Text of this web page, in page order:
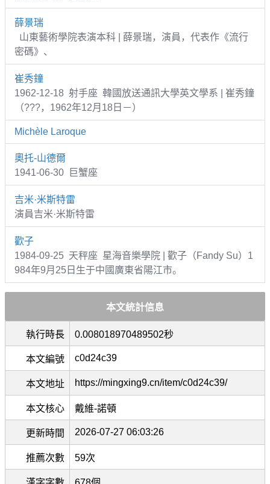
薛景瑞
山東藝術學院表演本科 | 薛景瑞，演員，代表作《流行
密碼》、
崔秀鐘
1962-12-18 射手座 韓國放送通訊大學英文學系 | 崔秀鐘
（???，1962年12月18日－）
Michèle Laroque
奧托-山德爾
1941-06-30 巨蟹座
吉米·米斯特雷
演員吉米·米斯特雷
歡子
1984-09-25 天秤座 星海音樂學院 | 歡子（Fandy Su）1
984年9月25日生于中國廣東省陽江市。
本文統計信息
執行時長 0.008018970489502秒
本文編號 c0d24c39
本文地址 https://mingxing9.cn/item/c0d24c39/
本文核心 戴維-諾頓
更新時間 2026-07-27 06:03:26
推薦次數 59次